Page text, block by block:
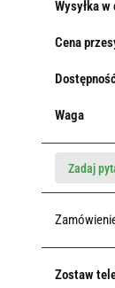
Wysyłka w
Cena
Waga
Zadaj
Zostaw